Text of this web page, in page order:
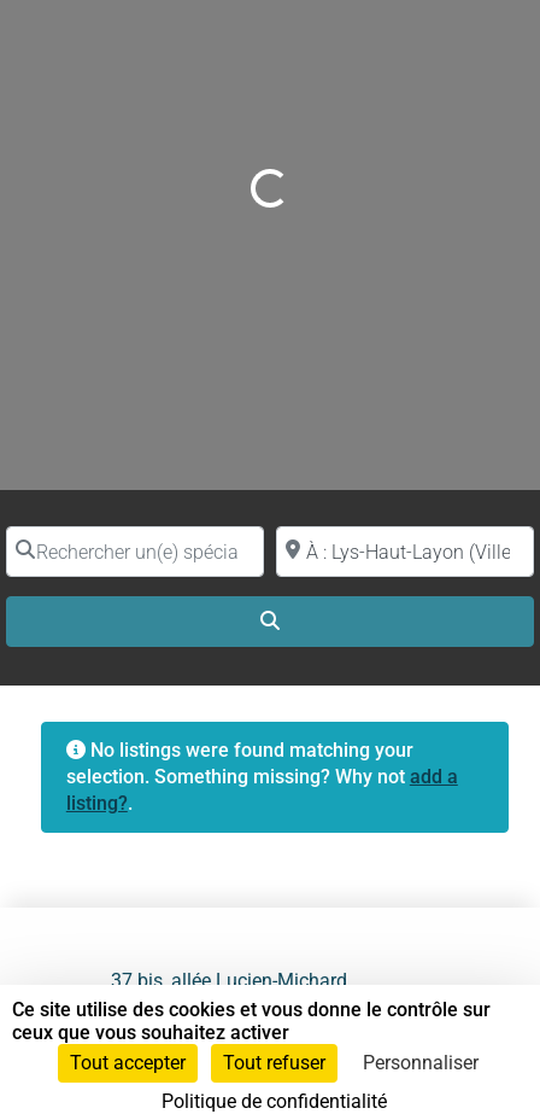
Loading...
Rechercher un(e) spécialiste par nomProche de (ville ou région)
No listings were found matching your
selection. Something missing? Why not add a
listing?.
37 bis, allée Lucien-Michard
93190 Livry-Gargan
06 61 87 28 09
Ce site utilise des cookies et vous donne le contrôle sur
ceux que vous souhaitez activer
Tout accepter
Tout refuser
Personnaliser
Politique de confidentialité